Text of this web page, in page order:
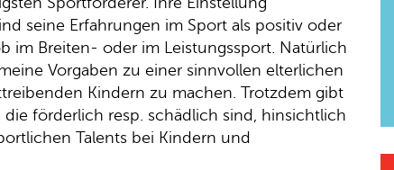
seine Erfahrungen im Sport als positiv oder
im Breiten- oder im Leistungssport. Natürlich
Vorgaben zu einer sinnvollen elterlichen
Kindern zu machen. Trotzdem gibt
die förderlich resp. schädlich sind, hinsichtlich
Talents bei Kindern und